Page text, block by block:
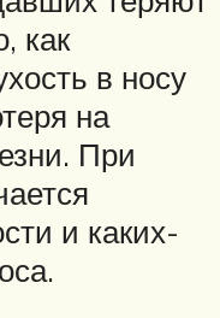
как
в носу
на
При
и каких-